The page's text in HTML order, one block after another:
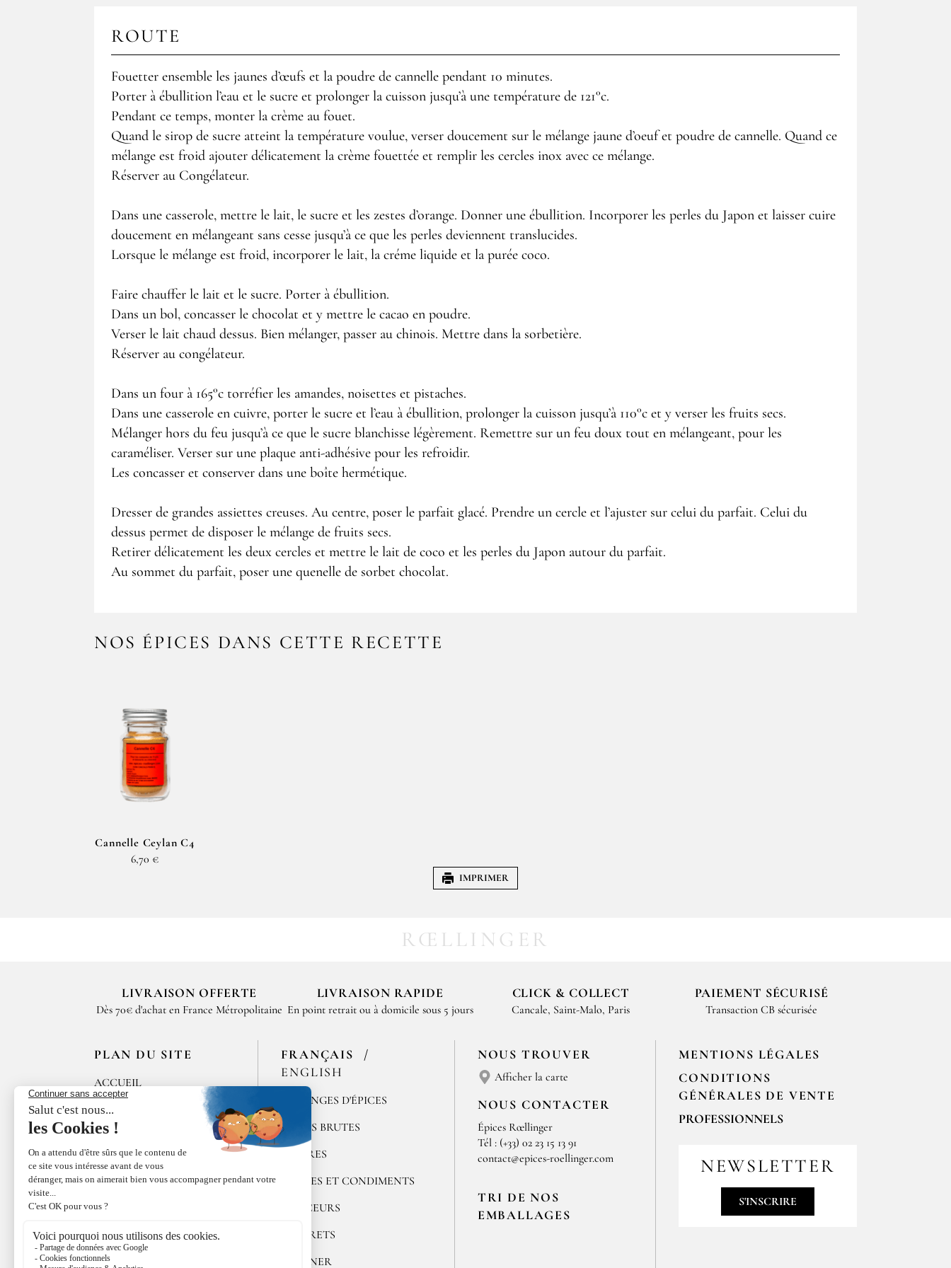
ROUTE
Fouetter ensemble les jaunes d’œufs et la poudre de cannelle pendant 10 minutes.
Porter à ébullition l’eau et le sucre et prolonger la cuisson jusqu’à une température de 121°c.
Pendant ce temps, monter la crème au fouet.
Quand le sirop de sucre atteint la température voulue, verser doucement sur le mélange jaune d’oeuf et poudre de cannelle. Quand ce
mélange est froid ajouter délicatement la crème fouettée et remplir les cercles inox avec ce mélange.
Réserver au Congélateur.
Dans une casserole, mettre le lait, le sucre et les zestes d’orange. Donner une ébullition. Incorporer les perles du Japon et laisser cuire
doucement en mélangeant sans cesse jusqu’à ce que les perles deviennent translucides.
Lorsque le mélange est froid, incorporer le lait, la créme liquide et la purée coco.
Faire chauffer le lait et le sucre. Porter à ébullition.
Dans un bol, concasser le chocolat et y mettre le cacao en poudre.
Verser le lait chaud dessus. Bien mélanger, passer au chinois. Mettre dans la sorbetière.
Réserver au congélateur.
Dans un four à 165°c torréfier les amandes, noisettes et pistaches.
Dans une casserole en cuivre, porter le sucre et l’eau à ébullition, prolonger la cuisson jusqu’à 110°c et y verser les fruits secs.
Mélanger hors du feu jusqu’à ce que le sucre blanchisse légèrement. Remettre sur un feu doux tout en mélangeant, pour les
caraméliser. Verser sur une plaque anti-adhésive pour les refroidir.
Les concasser et conserver dans une boîte hermétique.
Dresser de grandes assiettes creuses. Au centre, poser le parfait glacé. Prendre un cercle et l’ajuster sur celui du parfait. Celui du
dessus permet de disposer le mélange de fruits secs.
Retirer délicatement les deux cercles et mettre le lait de coco et les perles du Japon autour du parfait.
Au sommet du parfait, poser une quenelle de sorbet chocolat.
NOS ÉPICES DANS CETTE RECETTE
Cannelle Ceylan C4
6,70 €
IMPRIMER
RŒLLINGER
LIVRAISON OFFERTE
Dès 70€ d'achat en France Métropolitaine
LIVRAISON RAPIDE
En point retrait ou à domicile sous 5 jours
CLICK & COLLECT
Cancale, Saint-Malo, Paris
PAIEMENT SÉCURISÉ
Transaction CB sécurisée
PLAN DU SITE
ACCUEIL
LES MAISONS DE
BRICOURT
RECRUTEMENT
ÉPICES RŒLLINGER
LE COQUILLAGE
FAMILLE RŒLLINGER
ACTUALITÉS
FRANÇAIS
ENGLISH
MÉLANGES D'ÉPICES
ÉPICES BRUTES
POIVRES
ALGUES ET CONDIMENTS
DOUCEURS
COFFRETS
CUISINER
NOUS TROUVER
Afficher la carte
NOUS CONTACTER
Épices Rœllinger
Tél : (+33) 02 23 15 13 91
contact@epices-roellinger.com
TRI DE NOS
EMBALLAGES
MENTIONS LÉGALES
CONDITIONS
GÉNÉRALES DE VENTE
PROFESSIONNELS
professionnelles, merci de nous
contacter par email
contact@epices-roellinger.com
NEWSLETTER
S'INSCRIRE